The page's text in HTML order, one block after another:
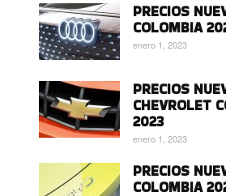
PRECIOS
COLOMBIA
enero 1, 2023
PRECIOS
CHEVROLET
2023
enero 1, 2023
PRECIOS
COLOMBIA